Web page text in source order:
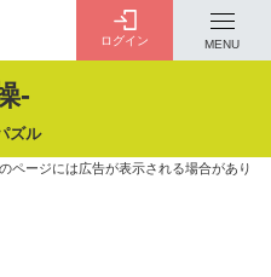
ログイン MENU
忘れの方はこちら
-
ズル